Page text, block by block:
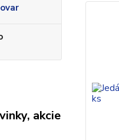
akcie